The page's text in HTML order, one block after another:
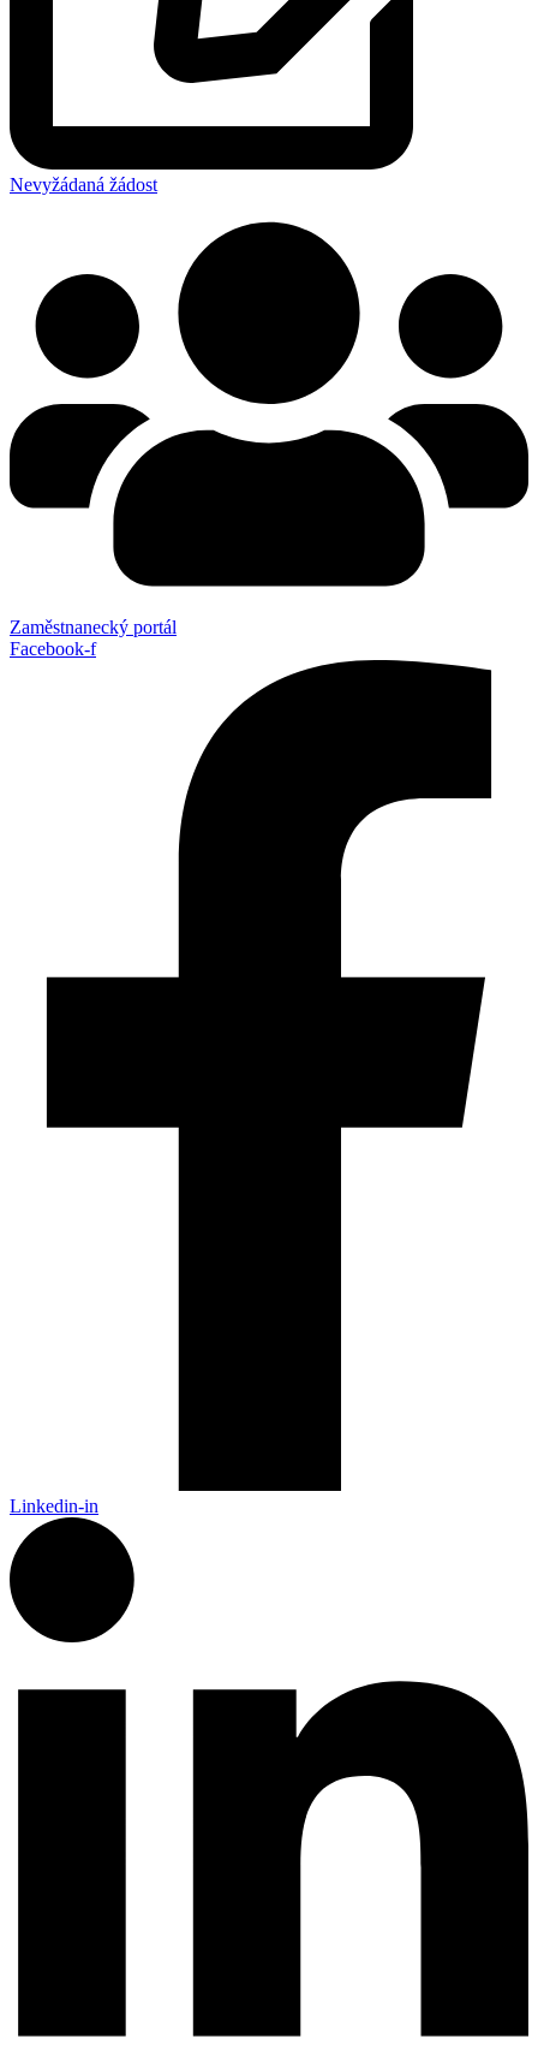
Nevyžádaná žádost
Zaměstnanecký portál
Facebook-f
Linkedin-in